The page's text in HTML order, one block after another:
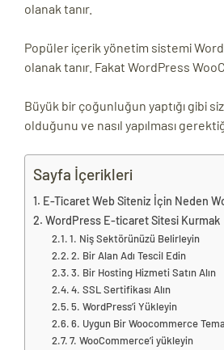
olanak tanır.
Popüler içerik yönetim sistemi
olanak tanır. Fakat WordPress
Büyük bir çoğunluğun yaptığı gibi
olduğunu ve nasıl yapılması
Sayfa İçerikleri
E-Ticaret Web Siteniz İçin Neden
WordPress E-ticaret Sitesi Kurmak
1. Niş Sektörünüzü Belirleyin
2. Bir Alan Adı Tescil Edin
3. Bir Hosting Hizmeti Satın Alın
4. SSL Sertifikası Alın
5. WordPress’i Yükleyin
6. Uygun Bir Woocommerce
7. WooCommerce’i yükleyin